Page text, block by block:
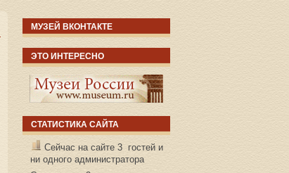
МУЗЕЙ ВКОНТАКТЕ
ЭТО ИНТЕРЕСНО
СТАТИСТИКА САЙТА
Сейчас на сайте 3 гостей и
ни одного администратора